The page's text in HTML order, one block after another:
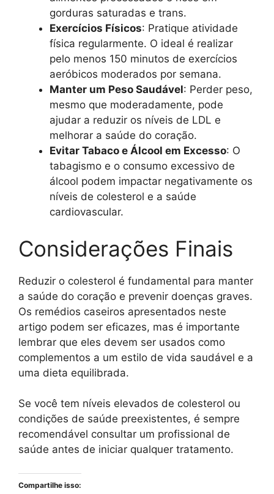
gorduras saturadas e trans.
Exercícios Físicos: Pratique atividade
física regularmente. O ideal é realizar
pelo menos 150 minutos de exercícios
aeróbicos moderados por semana.
Manter um Peso Saudável: Perder peso,
mesmo que moderadamente, pode
ajudar a reduzir os níveis de LDL e
melhorar a saúde do coração.
Evitar Tabaco e Álcool em Excesso: O
tabagismo e o consumo excessivo de
álcool podem impactar negativamente os
níveis de colesterol e a saúde
cardiovascular.
Considerações Finais
Reduzir o colesterol é fundamental para manter
a saúde do coração e prevenir doenças graves.
Os remédios caseiros apresentados neste
artigo podem ser eficazes, mas é importante
lembrar que eles devem ser usados como
complementos a um estilo de vida saudável e a
uma dieta equilibrada.
Se você tem níveis elevados de colesterol ou
condições de saúde preexistentes, é sempre
recomendável consultar um profissional de
saúde antes de iniciar qualquer tratamento.
Compartilhe isso: